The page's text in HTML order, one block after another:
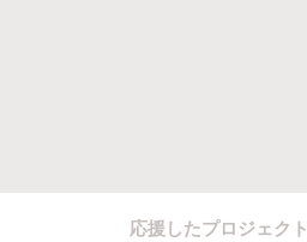
応援したプロジェクト